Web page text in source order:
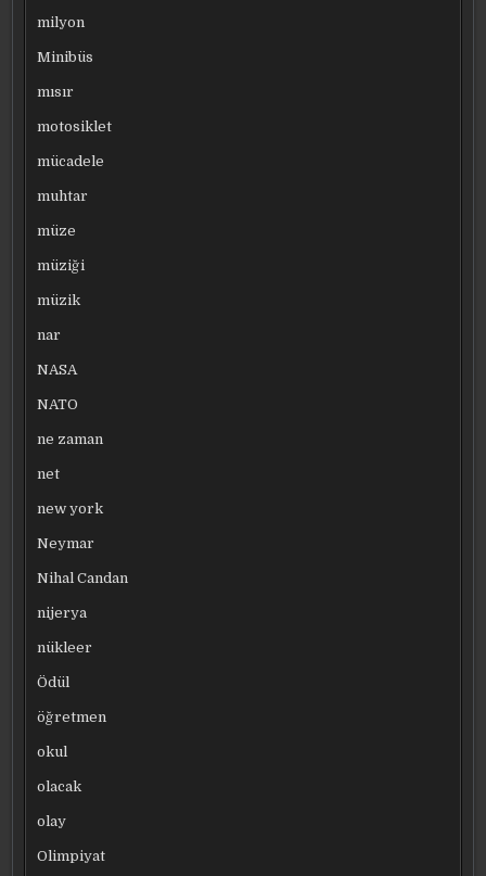
milyon
Minibüs
mısır
motosiklet
mücadele
muhtar
müze
müziği
müzik
nar
NASA
NATO
ne zaman
net
new york
Neymar
Nihal Candan
nijerya
nükleer
Ödül
öğretmen
okul
olacak
olay
Olimpiyat